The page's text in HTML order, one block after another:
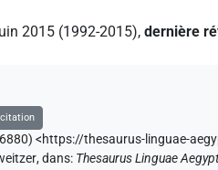
2015 (1992-2015),dernière
<https://thesaurus-linguae-
,dans: Thesaurus Linguae